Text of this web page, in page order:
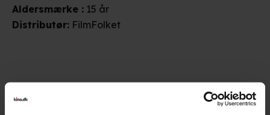
Aldersmærke : 15 år
Distributør: FilmFolket